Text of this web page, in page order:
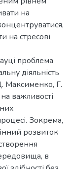
на
на стресові
проблема
діяльність
Максименко, Г.
важливості
Зокрема,
розвиток
в